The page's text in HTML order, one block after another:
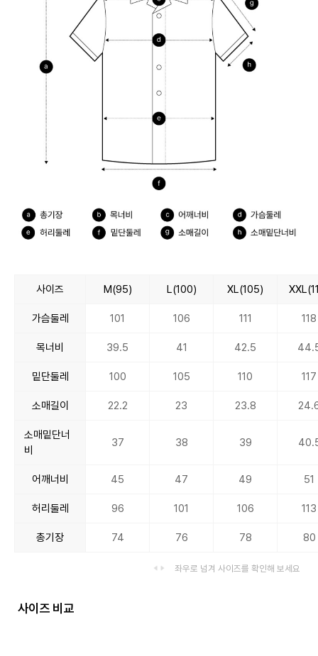
사이즈 M(95) L(100) XL(105)
가슴둘레 101 106 111 118
목너비 39.5 41 42.5
밑단둘레 100 105 110 117
소매길이 22.2 23 23.8
소매밑단너
비
37 38 39
어깨너비 45 47 49 51
허리둘레 96 101 106 113
총기장 74 76 78 80
좌우로 넘겨 사이즈를 확인해 보세요
사이즈 비교